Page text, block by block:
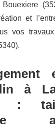
et
vos
à
: